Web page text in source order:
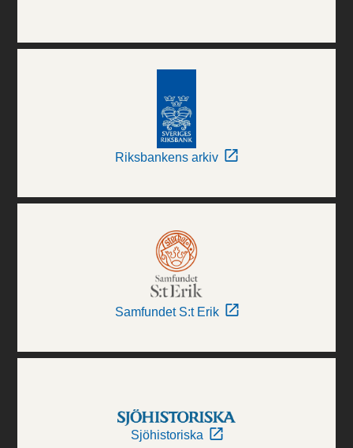
Riksbankens arkiv
Samfundet S:t Erik
Sjöhistoriska